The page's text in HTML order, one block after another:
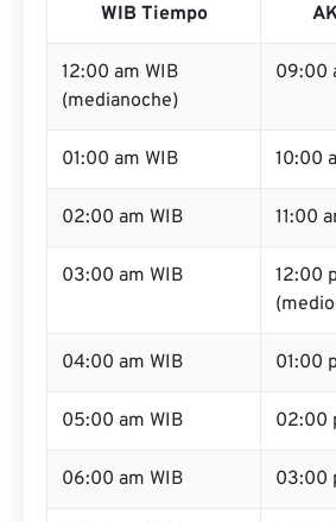
WIB Tiempo
12:00 am WIB
(medianoche)
09:00
01:00 am WIB 10:00
02:00 am WIB 11:00
03:00 am WIB
12:00
04:00 am WIB 01:00
05:00 am WIB 02:00
06:00 am WIB 03:00